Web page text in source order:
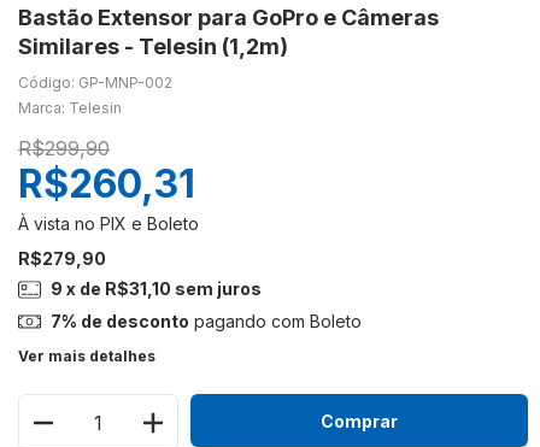
Bastão Extensor para GoPro e Câmeras
Similares - Telesin (1,2m)
Código: GP-MNP-002
Marca: Telesin
R$299,90
R$279,90
R$260,31
9 x de R$31,10 sem juros
7% de desconto pagando com Boleto
Ver mais detalhes